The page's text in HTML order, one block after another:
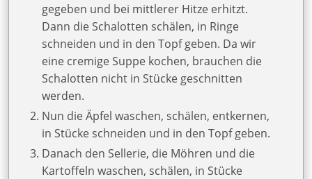
gegeben und bei mittlerer Hitze erhitzt.
Dann die Schalotten schälen, in Ringe
schneiden und in den Topf geben. Da wir
eine cremige Suppe kochen, brauchen die
Schalotten nicht in Stücke geschnitten
werden.
Nun die Äpfel waschen, schälen, entkernen,
in Stücke schneiden und in den Topf geben.
Danach den Sellerie, die Möhren und die
Kartoffeln waschen, schälen, in Stücke